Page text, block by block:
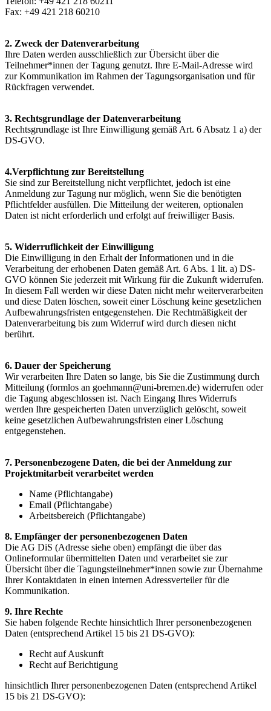
Fax: +49 421 218 60210
2. Zweck der Datenverarbeitung
Ihre Daten werden ausschließlich zur Übersicht über die
Teilnehmer*innen der Tagung genutzt. Ihre E-Mail-Adresse wird
zur Kommunikation im Rahmen der Tagungsorganisation und für
Rückfragen verwendet.
3. Rechtsgrundlage der Datenverarbeitung
Rechtsgrundlage ist Ihre Einwilligung gemäß Art. 6 Absatz 1 a) der
DS-GVO.
4.Verpflichtung zur Bereitstellung
Sie sind zur Bereitstellung nicht verpflichtet, jedoch ist eine
Anmeldung zur Tagung nur möglich, wenn Sie die benötigten
Pflichtfelder ausfüllen. Die Mitteilung der weiteren, optionalen
Daten ist nicht erforderlich und erfolgt auf freiwilliger Basis.
5. Widerruflichkeit der Einwilligung
Die Einwilligung in den Erhalt der Informationen und in die
Verarbeitung der erhobenen Daten gemäß Art. 6 Abs. 1 lit. a) DS-
GVO können Sie jederzeit mit Wirkung für die Zukunft widerrufen.
In diesem Fall werden wir diese Daten nicht mehr weiterverarbeiten
und diese Daten löschen, soweit einer Löschung keine gesetzlichen
Aufbewahrungsfristen entgegenstehen. Die Rechtmäßigkeit der
Datenverarbeitung bis zum Widerruf wird durch diesen nicht
berührt.
6. Dauer der Speicherung
Wir verarbeiten Ihre Daten so lange, bis Sie die Zustimmung durch
Mitteilung (formlos an goehmann@uni-bremen.de) widerrufen oder
die Tagung abgeschlossen ist. Nach Eingang Ihres Widerrufs
werden Ihre gespeicherten Daten unverzüglich gelöscht, soweit
keine gesetzlichen Aufbewahrungsfristen einer Löschung
entgegenstehen.
7. Personenbezogene Daten, die bei der Anmeldung zur
Projektmitarbeit verarbeitet werden
Name (Pflichtangabe)
Email (Pflichtangabe)
Arbeitsbereich (Pflichtangabe)
8. Empfänger der personenbezogenen Daten
Die AG DiS (Adresse siehe oben) empfängt die über das
Onlineformular übermittelten Daten und verarbeitet sie zur
Übersicht über die Tagungsteilnehmer*innen sowie zur Übernahme
Ihrer Kontaktdaten in einen internen Adressverteiler für die
Kommunikation.
9. Ihre Rechte
Sie haben folgende Rechte hinsichtlich Ihrer personenbezogenen
Daten (entsprechend Artikel 15 bis 21 DS-GVO):
Recht auf Auskunft
Recht auf Berichtigung
hinsichtlich Ihrer personenbezogenen Daten (entsprechend Artikel
15 bis 21 DS-GVO):